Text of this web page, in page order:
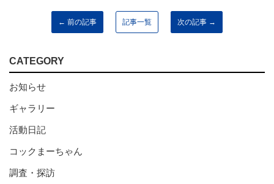
← 前の記事 記事一覧 次の記事 →
CATEGORY
お知らせ
ギャラリー
活動日記
コックまーちゃん
調査・探訪